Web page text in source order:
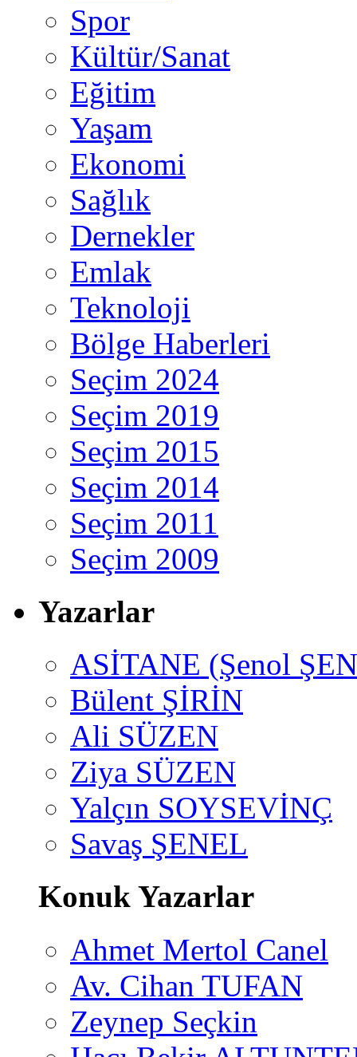
Spor
Kültür/Sanat
Eğitim
Yaşam
Ekonomi
Sağlık
Dernekler
Emlak
Teknoloji
Bölge Haberleri
Seçim 2024
Seçim 2019
Seçim 2015
Seçim 2014
Seçim 2011
Seçim 2009
Yazarlar
ASİTANE (Şenol
Bülent ŞİRİN
Ali SÜZEN
Ziya SÜZEN
Yalçın SOYSEVİNÇ
Savaş ŞENEL
Konuk Yazarlar
Ahmet Mertol Canel
Av. Cihan TUFAN
Zeynep Seçkin